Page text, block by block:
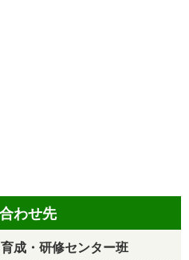
わせ先
・研修センター班